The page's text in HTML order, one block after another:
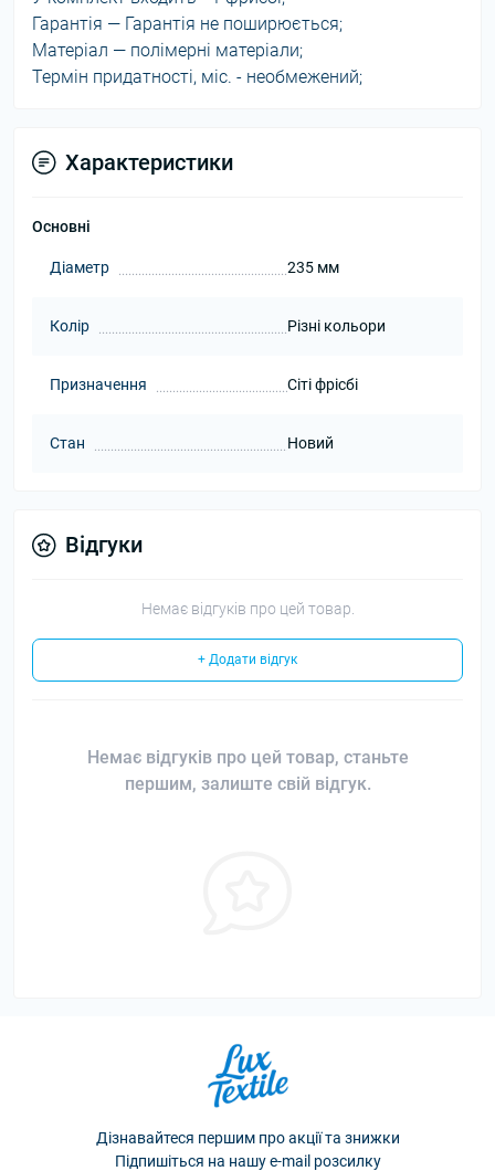
Гарантія — Гарантія не поширюється;
Матеріал — полімерні матеріали;
Термін придатності, міс. - необмежений;
Характеристики
Основні
Діаметр 235 мм
Колір Різні кольори
Призначення Сіті фрісбі
Стан Новий
Відгуки
Немає відгуків про цей товар.
+ Додати відгук
Немає відгуків про цей товар, станьте
першим, залиште свій відгук.
Дізнавайтеся першим про акції та знижки
Підпишіться на нашу e-mail розсилку